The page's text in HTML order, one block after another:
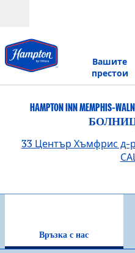
Вашите
престои
HAMPTON INN
33 Център Хъмфрис д-
Връзка с нас